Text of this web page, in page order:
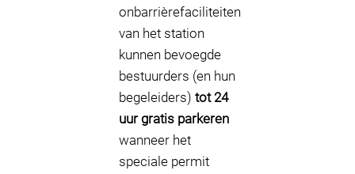
onbarrièrefaciliteiten
van het station
kunnen bevoegde
bestuurders (en hun
begeleiders) tot 24
uur gratis parkeren
wanneer het
speciale permit